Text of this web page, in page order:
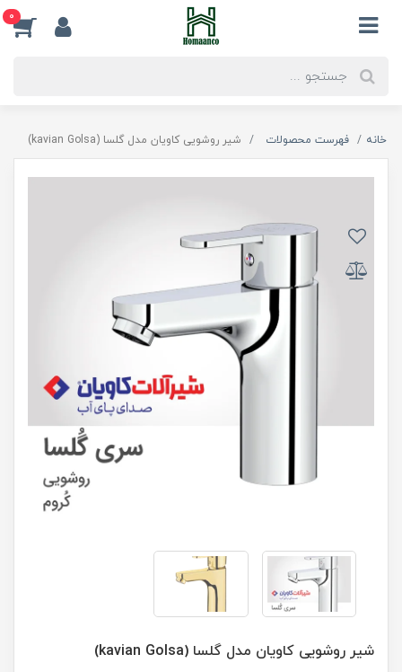
0
خانه فهرست محصولات شیر روشویی کاویان مدل گلسا (kavian Golsa)
شیر روشویی کاویان مدل گلسا (kavian Golsa)